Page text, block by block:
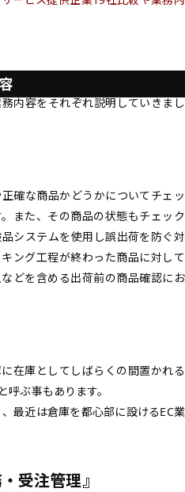
内容をそれぞれ説明していきまし
確な商品かどうかについてチェッ
また、その商品の状態もチェック
システムを使用し誤出荷を防ぐ対
ング工程が終わった商品に対して
どを含める出荷前の商品確認にお
在庫としてしばらくの間置かれる
ぶ事もあります。
最近は倉庫を都心部に設けるEC業
受注管理』